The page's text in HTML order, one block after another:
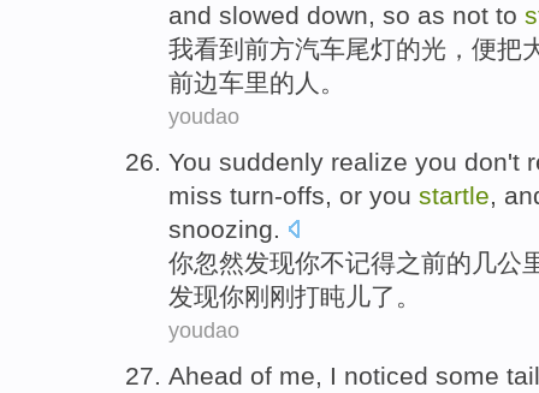
and slowed down, so as not to
我看到 前方汽车尾灯的光， 便把
前边车里的人。
youdao
You suddenly realize you don't
miss turn-offs, or you startle,
snoozing.
你忽然发现你不记得之前的 几公
发现你刚刚 打盹儿了。
youdao
Ahead of me, I noticed some